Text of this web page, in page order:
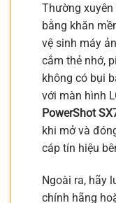
Thường
bằng khăn
vệ sinh máy
cắm thẻ nhớ,
không có bụi
với màn hình
PowerShot
khi mở và
cáp tín hiệu
Ngoài ra, hãy
chính hãng